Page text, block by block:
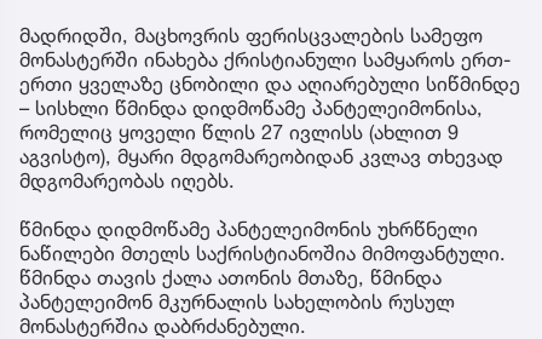
მადრიდში, მაცხოვრის ფერისცვალების სამეფო
მონასტერში ინახება ქრისტიანული სამყაროს ერთ-
ერთი ყველაზე ცნობილი და აღიარებული სიწმინდე
– სისხლი წმინდა დიდმოწამე პანტელეიმონისა,
რომელიც ყოველი წლის 27 ივლისს (ახლით 9
აგვისტო), მყარი მდგომარეობიდან კვლავ თხევად
მდგომარეობას იღებს.
წმინდა დიდმოწამე პანტელეიმონის უხრწნელი
ნაწილები მთელს საქრისტიანოშია მიმოფანტული.
წმინდა თავის ქალა ათონის მთაზე, წმინდა
პანტელეიმონ მკურნალის სახელობის რუსულ
მონასტერშია დაბრძანებული.